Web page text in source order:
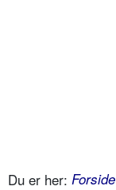
Du er her: Forside